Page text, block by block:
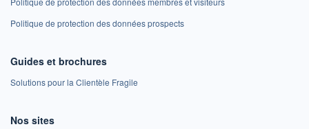
Politique de protection des données prospects
Guides et brochures
Solutions pour la Clientèle Fragile
Nos sites